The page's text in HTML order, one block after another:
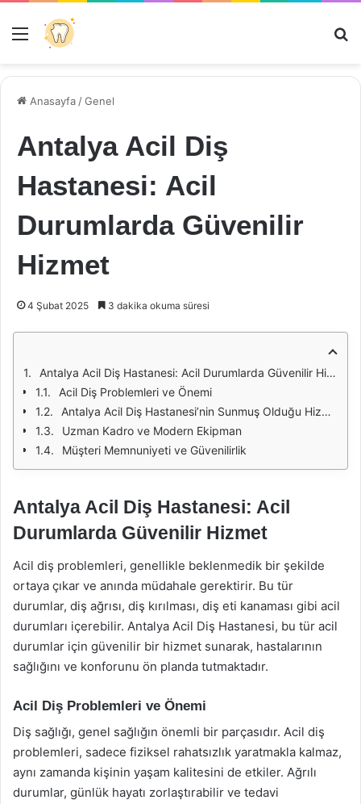
Menü
Anasayfa /Genel
Antalya Acil Diş
Hastanesi: Acil
Durumlarda Güvenilir
Hizmet
4 Şubat 2025 3 dakika okuma süresi
Antalya Acil Diş Hastanesi: Acil Durumlarda Güvenilir Hizmet
Acil Diş Problemleri ve Önemi
Antalya Acil Diş Hastanesi’nin Sunmuş Olduğu Hizmetler
Uzman Kadro ve Modern Ekipman
Müşteri Memnuniyeti ve Güvenilirlik
Antalya Acil Diş Hastanesi: Acil
Durumlarda Güvenilir Hizmet
Acil diş problemleri, genellikle beklenmedik bir şekilde
ortaya çıkar ve anında müdahale gerektirir. Bu tür
durumlar, diş ağrısı, diş kırılması, diş eti kanaması gibi acil
durumları içerebilir. Antalya Acil Diş Hastanesi, bu tür acil
durumlar için güvenilir bir hizmet sunarak, hastalarının
sağlığını ve konforunu ön planda tutmaktadır.
Acil Diş Problemleri ve Önemi
Diş sağlığı, genel sağlığın önemli bir parçasıdır. Acil diş
problemleri, sadece fiziksel rahatsızlık yaratmakla kalmaz,
aynı zamanda kişinin yaşam kalitesini de etkiler. Ağrılı
durumlar, günlük hayatı zorlaştırabilir ve tedavi